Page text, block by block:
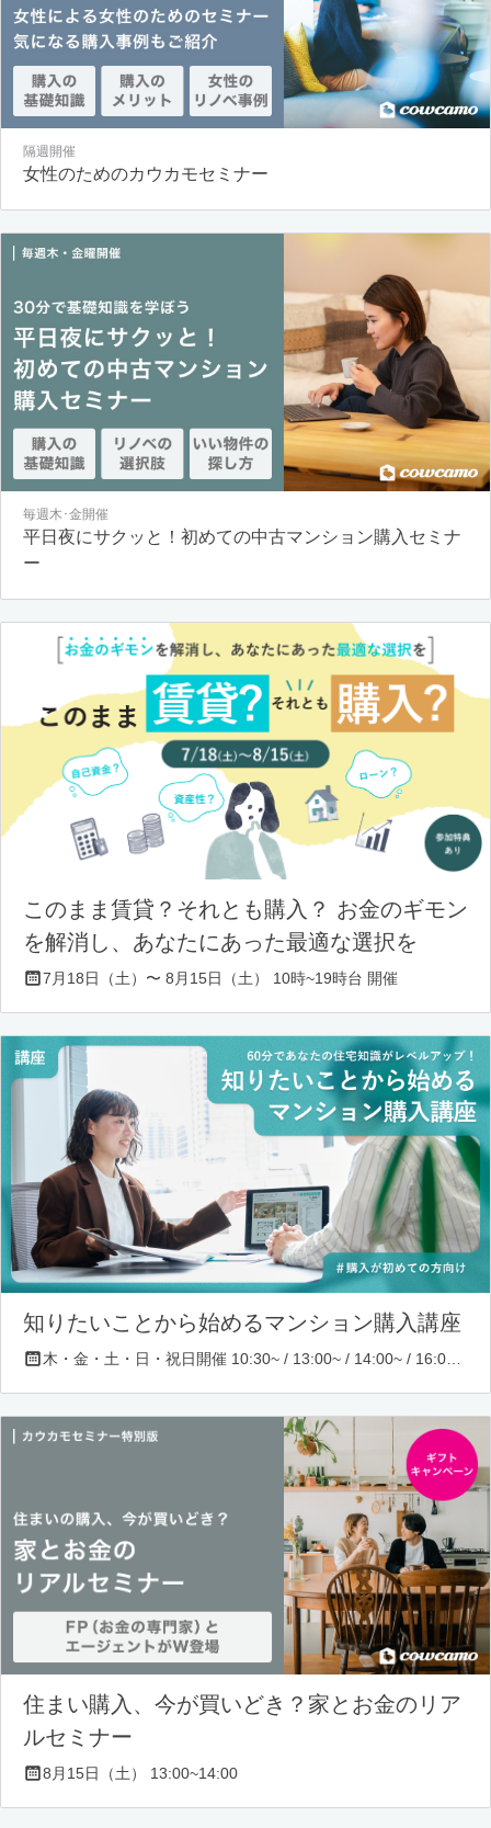
隔週開催
女性のためのカウカモセミナー
毎週木･金開催
平日夜にサクッと！初めての中古マンション購入セミナ
ー
このまま賃貸？それとも購入？ お金のギモン
を解消し、あなたにあった最適な選択を
7月18日（土）〜 8月15日（土） 10時~19時台 開催
知りたいことから始めるマンション購入講座
住まい購入、今が買いどき？家とお金のリア
ルセミナー
8月15日（土） 13:00~14:00